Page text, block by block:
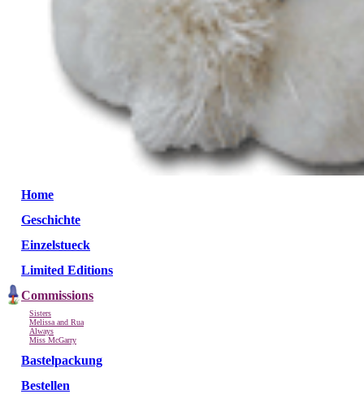
Home
Geschichte
Einzelstueck
Limited Editions
Commissions
Sisters
Melissa and Rua
Always
Miss McGarry
Bastelpackung
Bestellen